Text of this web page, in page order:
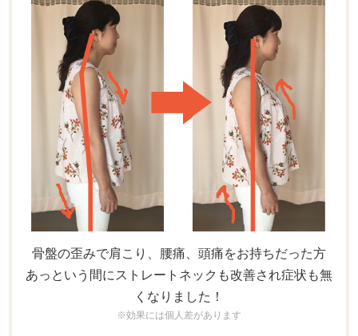
骨盤の歪みで肩こり、腰痛、頭痛をお持ちだった方
あっという間にストレートネックも改善され症状も無
くなりました！
※効果には個人差があります